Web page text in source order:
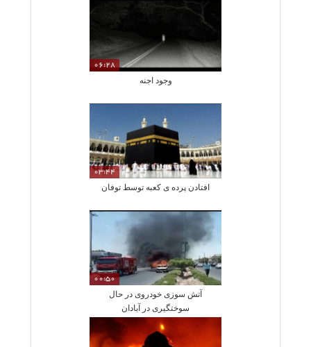
06:28
وجود اجنه
03:44
افتادن پرده ی کعبه توسط توفان
00:50
آتش سوزی خودروی در حال
سوختگیری در آبادان